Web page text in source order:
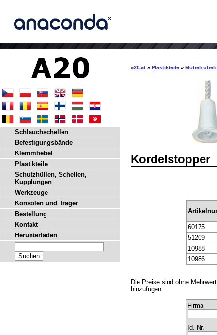
a20.at » Plastikteile »
Kordelstopper
60175
51209
10988
10986
Die Preise sind ohne
hinzufügen.
Firma
Id.-Nr.
Schlauchschellen
Befestigungsbände
Klemmhebel
Plastikteile
Schutzhüllen, Schellen,
Kupplungen
Werkzeuge
Konsolen und Träger
Bestellung
Kontakt
Herunterladen